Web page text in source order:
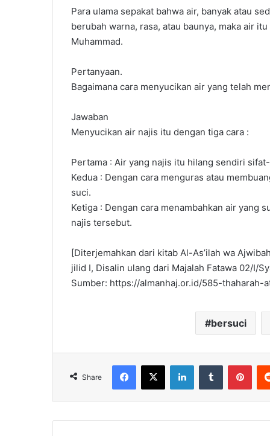
Para ulama sepakat bahwa air, banyak atau
berubah warna, rasa, atau baunya, maka air
Muhammad.
Pertanyaan.
Bagaimana cara menyucikan air yang telah
Jawaban
Menyucikan air najis itu dengan tiga cara :
Pertama : Air yang najis itu hilang sendiri
Kedua : Dengan cara menguras atau
suci.
Ketiga : Dengan cara menambahkan air yang
najis tersebut.
[Diterjemahkan dari kitab Al-As’ilah wa
jilid I, Disalin ulang dari Majalah Fatawa 02/I/
Sumber: https://almanhaj.or.id/585-thaharah-
bersuci
Share